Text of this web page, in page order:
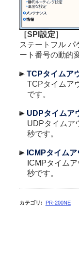
［SPI設定］
ステートフル パ
ート番号の動的
TCPタイムア
TCPタイムア
です。
UDPタイムア
UDPタイムア
秒です。
ICMPタイム
ICMPタイム
秒です。
カテゴリ : PR-200NE